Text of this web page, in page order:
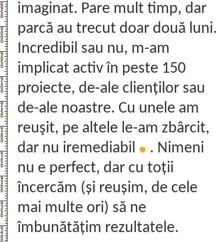
imaginat. Pare mult timp, dar
parcă au trecut doar două luni.
Incredibil sau nu, m-am
implicat activ în peste 150
proiecte, de-ale clienților sau
de-ale noastre. Cu unele am
reuşit, pe altele le-am zbârcit,
dar nu iremediabil
. Nimeni
nu e perfect, dar cu toții
încercăm (și reușim, de cele
mai multe ori) să ne
îmbunătățim rezultatele.